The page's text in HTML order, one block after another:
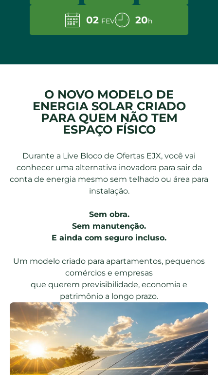
02 FEV 20h
O NOVO MODELO DE
ENERGIA SOLAR CRIADO
PARA QUEM NÃO TEM
ESPAÇO FÍSICO
Durante a Live Bloco de Ofertas EJX, você vai
conhecer uma alternativa inovadora para sair da
conta de energia mesmo sem telhado ou área para
instalação.
Sem obra.
Sem manutenção.
E ainda com seguro incluso.
Um modelo criado para apartamentos, pequenos
comércios e empresas
que querem previsibilidade, economia e
patrimônio a longo prazo.